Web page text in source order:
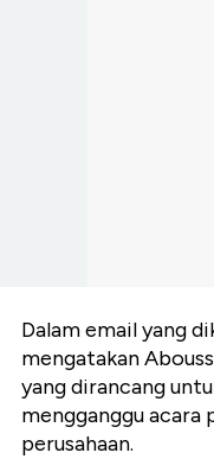
Dalam email yang
mengatakan
yang dirancang
mengganggu acara
perusahaan.